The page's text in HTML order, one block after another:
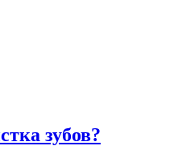
зубов?